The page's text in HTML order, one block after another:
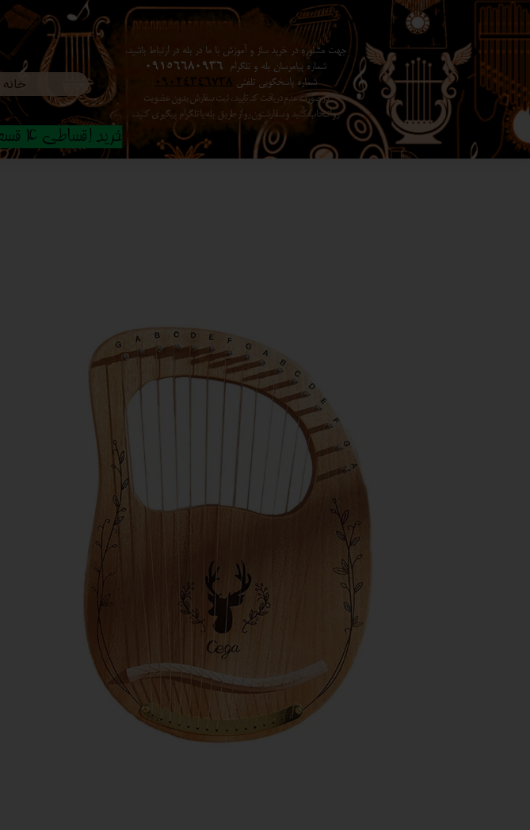
خانه
جهت مشاوره در خرید ساز و آموزش با ما در بله در ارتباط باشید،
شماره پیامرسان بله و تلگرام 09156680936
شماره پاسخگویی تلفنی 09024346738
در صورت عدم دریافت کد تایید ، ثبت سفارش بدون عضویت
رو انتخاب کنید ​​​​​​​ و سفارشتون رو از طریق بله یا تلگرام پیگیری کنید.
خرید اقساطی 4 قسطه با